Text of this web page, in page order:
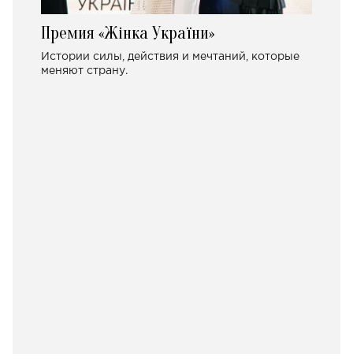
Премия «Жінка України»
Истории силы, действия и мечтаний, которые
меняют страну.